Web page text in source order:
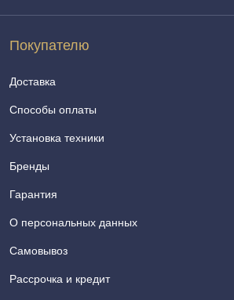
Покупателю
Доставка
Способы оплаты
Установка техники
Бренды
Гарантия
О персональных данных
Самовывоз
Рассрочка и кредит